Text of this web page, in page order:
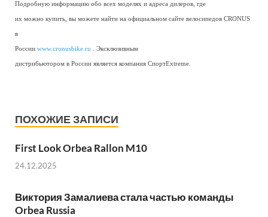
Подробную информацию обо всех моделях и адреса дилеров, где
их можно купить, вы можете найти на официальном сайте велосипедов CRONUS
в
России www.cronusbike.ru . Эксклюзивным
дистрибьютором в России является компания СпортExtreme.
ПОХОЖИЕ ЗАПИСИ
First Look Orbea Rallon M10
24.12.2025
Виктория Замалиева стала частью команды
Orbea Russia